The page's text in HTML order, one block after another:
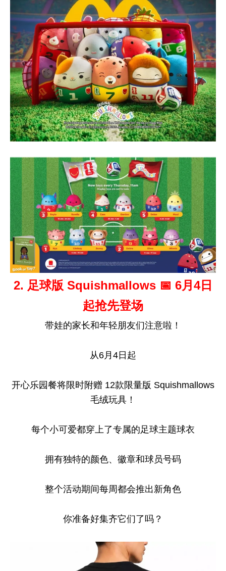
2. 足球版 Squishmallows 📅 6月4日
起抢先登场
带娃的家长和年轻朋友们注意啦！
从6月4日起
开心乐园餐将限时附赠 12款限量版 Squishmallows
毛绒玩具！
每个小可爱都穿上了专属的足球主题球衣
拥有独特的颜色、徽章和球员号码
整个活动期间每周都会推出新角色
你准备好集齐它们了吗？